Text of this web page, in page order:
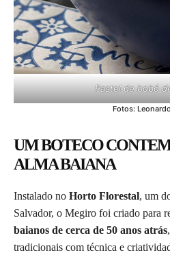
Pastel de bobó
Fotos:
UM BOTECO
ALMA BAIANA
Instalado no Horto Florestal, um
Salvador, o Megiro foi criado para
baianos de cerca de 50 anos atrás
tradicionais com técnica e